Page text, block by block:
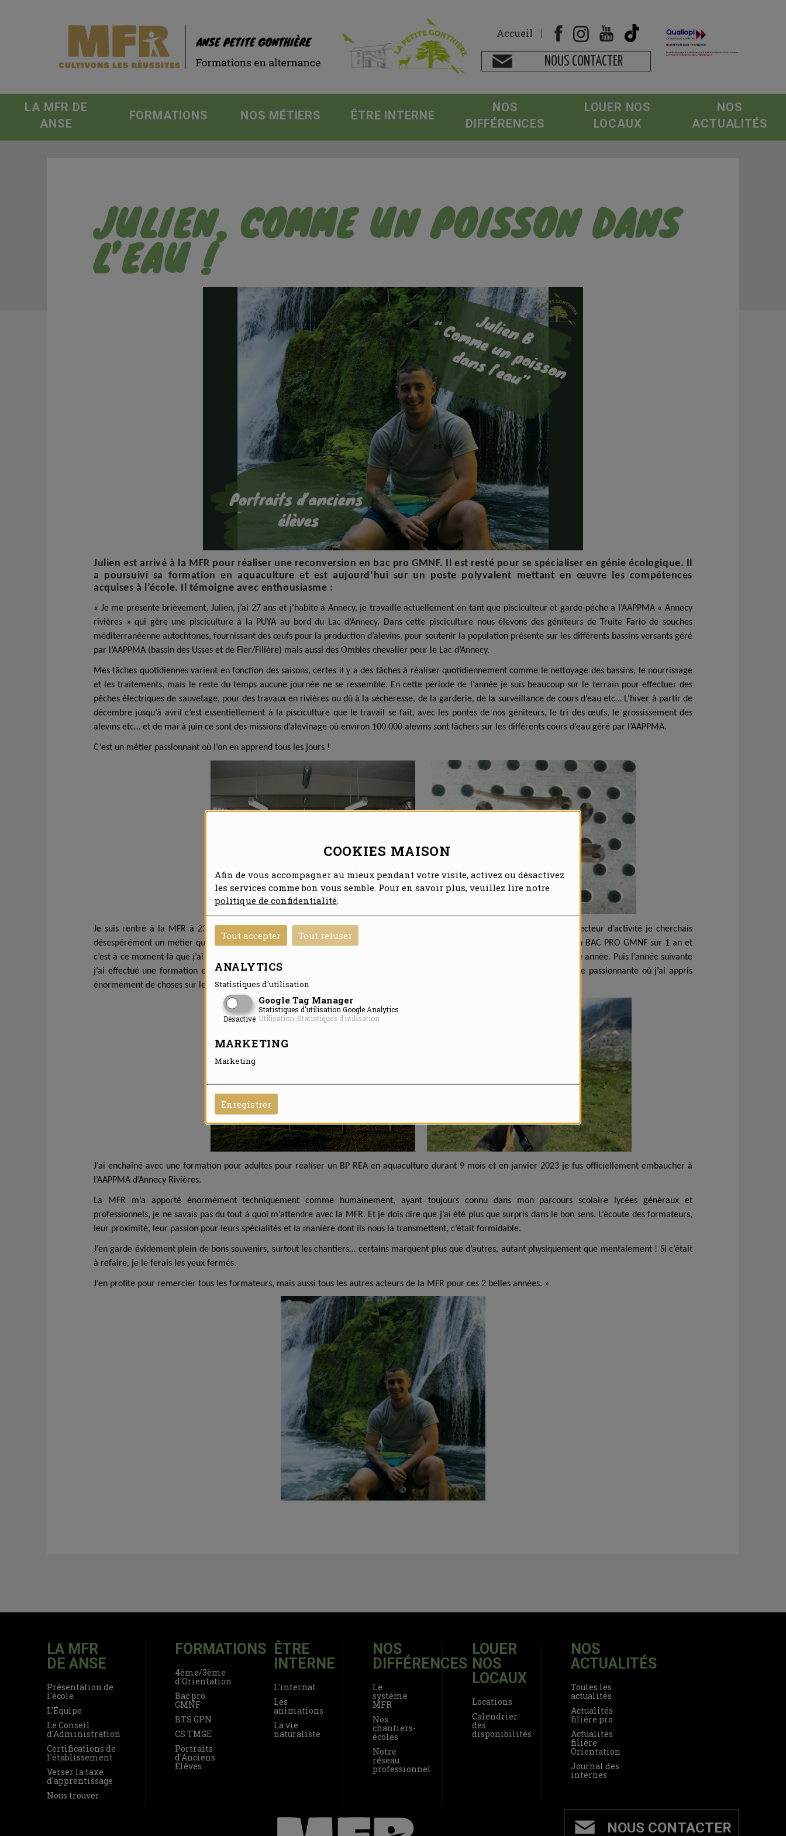
COOKIES MAISON
Afin de vous accompagner au mieux pendant votre visite, activez ou désactivez
les services comme bon vous semble. Pour en savoir plus, veuillez lire notre
politique de confidentialité.
Tout accepter Tout refuser
ANALYTICS
Statistiques d'utilisation
Google Tag Manager
Désactivé
Statistiques d'utilisation Google Analytics
Utilisation: Statistiques d'utilisation
MARKETING
Marketing
Enregistrer
Accueil
NOUS CONTACTER
LA MFR DE
ANSE
FORMATIONS NOS MÉTIERS ÊTRE INTERNE
NOS
DIFFÉRENCES
LOUER NOS
LOCAUX
NOS
ACTUALITÉS
JULIEN, COMME UN POISSON DANS
L’EAU !
Julien est arrivé à la MFR pour réaliser une reconversion en bac pro GMNF. Il est resté pour se spécialiser en génie écologique. Il
a poursuivi sa formation en aquaculture et est aujourd’hui sur un poste polyvalent mettant en œuvre les compétences
acquises à l’école. Il témoigne avec enthousiasme :
« Je me présente brièvement, Julien, j’ai 27 ans et j’habite à Annecy, je travaille actuellement en tant que pisciculteur et garde-pêche à l’AAPPMA « Annecy
rivières » qui gère une pisciculture à la PUYA au bord du Lac d’Annecy. Dans cette pisciculture nous élevons des géniteurs de Truite Fario de souches
méditerranéenne autochtones, fournissant des œufs pour la production d’alevins, pour soutenir la population présente sur les différents bassins versants géré
par l’AAPPMA (bassin des Usses et de Fier/Filière) mais aussi des Ombles chevalier pour le Lac d’Annecy.
Mes tâches quotidiennes varient en fonction des saisons, certes il y a des tâches à réaliser quotidiennement comme le nettoyage des bassins, le nourrissage
et les traitements, mais le reste du temps aucune journée ne se ressemble. En cette période de l’année je suis beaucoup sur le terrain pour effectuer des
pêches électriques de sauvetage, pour des travaux en rivières ou dû à la sécheresse, de la garderie, de la surveillance de cours d’eau etc… L’hiver à partir de
décembre jusqu’à avril c’est essentiellement à la pisciculture que le travail se fait, avec les pontes de nos géniteurs, le tri des œufs, le grossissement des
alevins etc… et de mai à juin ce sont des missions d’alevinage où environ 100 000 alevins sont lâchers sur les différents cours d’eau géré par l’AAPPMA.
C’est un métier passionnant où l’on en apprend tous les jours !
Je suis rentré à la MFR à 23 ans à la suite d’une reconversion totale, ayant travaillé dans le bâtiment puis dans d’autres secteur d’activité je cherchais
désespérément un métier qui me rende épanoui et fier, ce qui n‘était pas le cas avant. J’ai effectué dans un premier temps un BAC PRO GMNF sur 1 an et
c’est à ce moment-là que j’ai pu découvrir la pisciculture dans laquelle je suis aujourd’hui grâce aux stages réalisés durant cette année. Puis l’année suivante
j’ai effectué une formation en Génie écologique pour en apprendre davantage sur les travaux réalisés en rivières, une année passionnante où j’ai appris
énormément de choses sur le domaine, autant en stage qu’avec la MFR.
J’ai enchaîné avec une formation pour adultes pour réaliser un BP REA en aquaculture durant 9 mois et en janvier 2023 je fus officiellement embaucher à
l’AAPPMA d’Annecy Rivières.
La MFR m’a apporté énormément techniquement comme humainement, ayant toujours connu dans mon parcours scolaire lycées généraux et
professionnels, je ne savais pas du tout à quoi m’attendre avec la MFR. Et je dois dire que j’ai été plus que surpris dans le bon sens. L’écoute des formateurs,
leur proximité, leur passion pour leurs spécialités et la manière dont ils nous la transmettent, c’était formidable.
J’en garde évidement plein de bons souvenirs, surtout les chantiers… certains marquent plus que d’autres, autant physiquement que mentalement ! Si c’était
à refaire, je le ferais les yeux fermés.
J’en profite pour remercier tous les formateurs, mais aussi tous les autres acteurs de la MFR pour ces 2 belles années. »
LA MFR
DE ANSE
Présentation de
l'école
L'Équipe
Le Conseil
d'Administration
Certifications de
l'établissement
Verser la taxe
d'apprentissage
Nous trouver
FORMATIONS
4ème/3ème
d'Orientation
Bac pro
GMNF
BTS GPN
CS TMGE
Portraits
d'Anciens
Élèves
ÊTRE
INTERNE
L'internat
Les
animations
La vie
naturaliste
NOS
DIFFÉRENCES
Le
système
MFR
Nos
chantiers-
écoles
Notre
réseau
professionnel
LOUER
NOS
LOCAUX
Locations
Calendrier
des
disponibilités
NOS
ACTUALITÉS
Toutes les
actualités
Actualités
filière pro
Actualités
filière
Orientation
Journal des
internes
NOUS CONTACTER